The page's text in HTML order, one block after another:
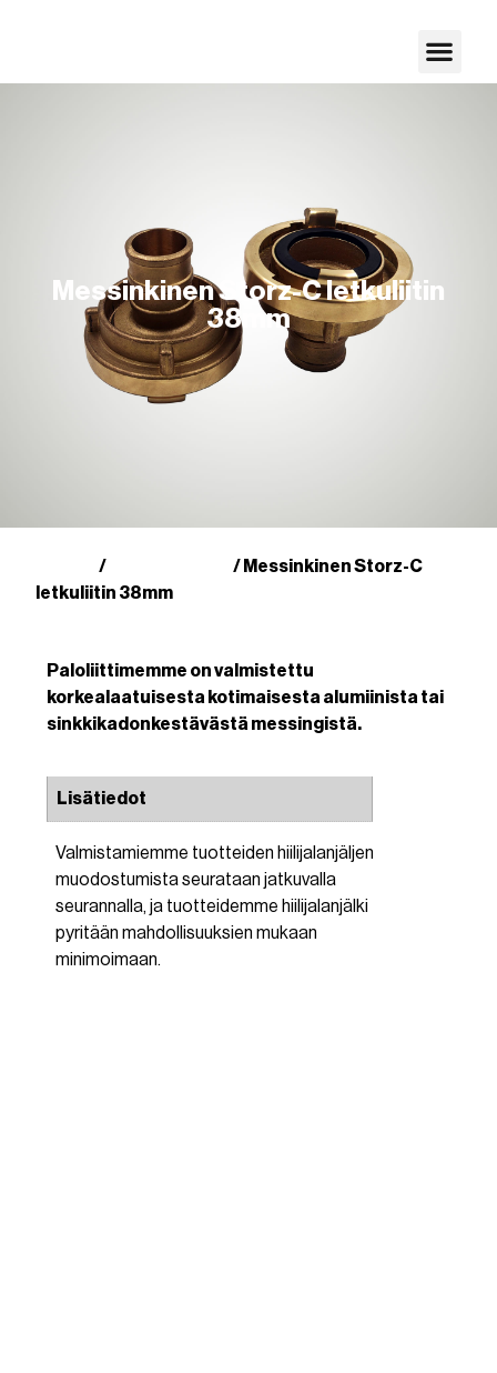
Messinkinen Storz-C letkuliitin
38mm
/
/ Messinkinen Storz-C
letkuliitin 38mm
Paloliittimemme on valmistettu
korkealaatuisesta kotimaisesta alumiinista tai
sinkkikadonkestävästä messingistä.
Lisätiedot
Valmistamiemme tuotteiden hiilijalanjäljen
muodostumista seurataan jatkuvalla
seurannalla, ja tuotteidemme hiilijalanjälki
pyritään mahdollisuuksien mukaan
minimoimaan.